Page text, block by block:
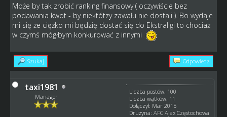
Może by tak zrobić ranking finansowy ( oczywiście bez
podawania kwot - by niektótzy zawału nie dostali ). Bo wydaje
mi się że ciężko mi będzię dostać się do Ekstraligi to chociaż
w czymś mógłbym konkurować z innymi
Szukaj Odpowiedz
taxi1981
Manager
Liczba postów: 100
Liczba wątków: 11
Dołączył: Mar 2015
Drużyna: AFC Ajax Częstochowa